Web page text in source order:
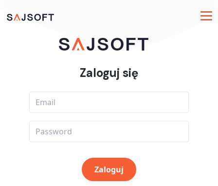
Zaloguj się
Email
Password
Zaloguj